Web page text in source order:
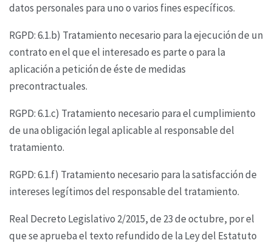
datos personales para uno o varios fines específicos.
RGPD: 6.1.b) Tratamiento necesario para la ejecución de un
contrato en el que el interesado es parte o para la
aplicación a petición de éste de medidas
precontractuales.
RGPD: 6.1.c) Tratamiento necesario para el cumplimiento
de una obligación legal aplicable al responsable del
tratamiento.
RGPD: 6.1.f) Tratamiento necesario para la satisfacción de
intereses legítimos del responsable del tratamiento.
Real Decreto Legislativo 2/2015, de 23 de octubre, por el
que se aprueba el texto refundido de la Ley del Estatuto